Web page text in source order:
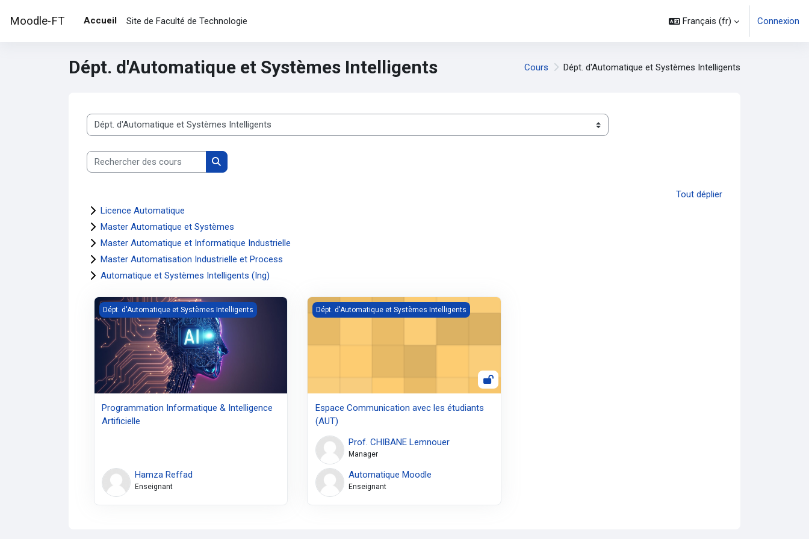
Moodle-FT Accueil Site de Faculté de Technologie Français ‎(fr)‎ Connexion
Dépt. d'Automatique et Systèmes Intelligents Cours Dépt. d'Automatique et Systèmes Intelligents
Catégories de cours
Rechercher des cours
Rechercher des cours
Tout déplier
Licence Automatique
Master Automatique et Systèmes
Master Automatique et Informatique Industrielle
Master Automatisation Industrielle et Process
Automatique et Systèmes Intelligents (Ing)
Programmation Informatique &amp; Intelligence Artificielle
Dépt. d'Automatique et Systèmes Intelligents
Programmation Informatique & Intelligence
Artificielle
Hamza Reffad
Enseignant
Espace Communication avec les étudiants (AUT)
Dépt. d'Automatique et Systèmes Intelligents
Espace Communication avec les étudiants
(AUT)
Prof. CHIBANE Lemnouer
Manager
Automatique Moodle
Enseignant